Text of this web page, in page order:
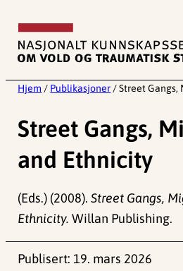
innhold
Hjem / Publikasjoner / Street
Street Gangs,
and Ethnicity
(Eds.) (2008).Street Gangs,
Ethnicity. Willan Publishing.
Publisert: 19. mars 2026